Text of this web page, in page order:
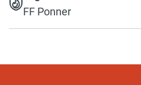
FF Ponner